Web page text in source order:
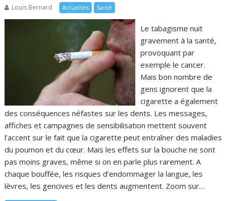
Louis Bernard
Actualités Santé
Le tabagisme nuit
gravement à la santé,
provoquant par
exemple le cancer.
Mais bon nombre de
gens ignorent que la
cigarette a également
des conséquences néfastes sur les dents. Les messages,
affiches et campagnes de sensibilisation mettent souvent
l’accent sur le fait que la cigarette peut entraîner des maladies
du poumon et du cœur. Mais les effets sur la bouche ne sont
pas moins graves, même si on en parle plus rarement. A
chaque bouffée, les risques d’endommager la langue, les
lèvres, les gencives et les dents augmentent. Zoom sur…